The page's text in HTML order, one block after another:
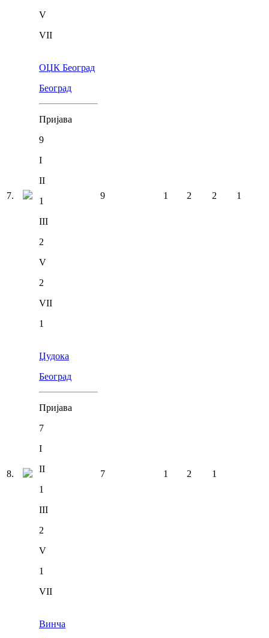
V
VII
7.
ОЏК Београд
Београд
Пријава
9
I
II
1
III
2
V
2
VII
1
9 1 2 2 1
8.
Џудока
Београд
Пријава
7
I
II
1
III
2
V
1
VII
7 1 2 1
Винча